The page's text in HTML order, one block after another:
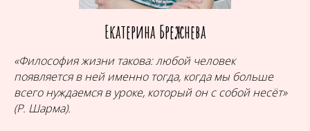
Екатерина Брежнева
«Философия жизни такова: любой человек
появляется в ней именно тогда, когда мы больше
всего нуждаемся в уроке, который он с собой несёт»
(Р. Шарма).